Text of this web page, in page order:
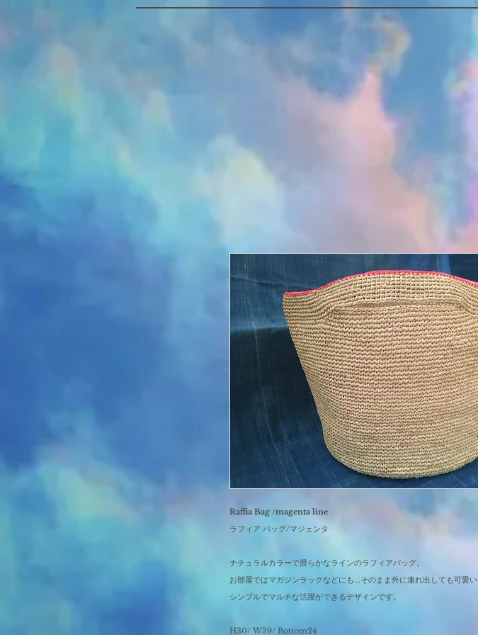
Raffia Bag /magenta line
ラフィア バッグ/マジェンタ
ナチュラルカラーで滑らかなラインのラフィアバッグ。
お部屋ではマガジンラックなどにも...そのまま外に連れ出しても可愛い
シンプルでマルチな活躍ができるデザインです。
H30/ W39/ Bottom24